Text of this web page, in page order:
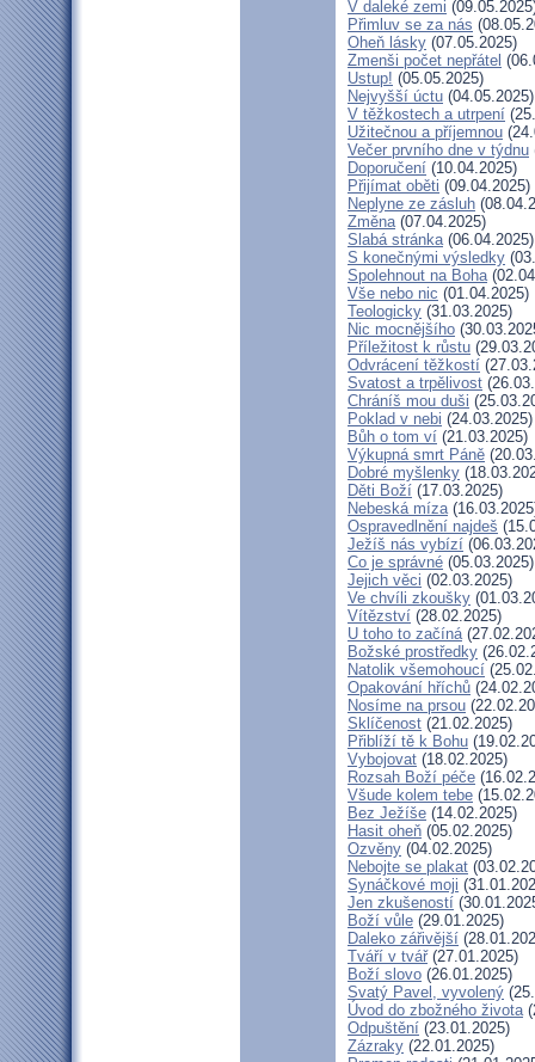
V daleké zemi
Přimluv se za nás
Oheň lásky (07.05.2025)
Zmenši počet nepřátel
Ustup! (05.05.2025)
Nejvyšší úctu (04.05.2025)
V těžkostech a utrpení
Užitečnou a příjemnou
Večer prvního dne v týdnu
Doporučení (10.04.2025)
Přijímat oběti (09.04.2025)
Neplyne ze zásluh
Změna(07.04.2025)
Slabá stránka(06.04.2025)
S konečnými výsledky
Spolehnout na Boha
Vše nebo nic (01.04.2025)
Teologicky (31.03.2025)
Nic mocnějšího
Příležitost k růstu
Odvrácení těžkostí
Svatost a trpělivost
Chráníš mou duši
Poklad v nebi (24.03.2025)
Bůh o tom ví (21.03.2025)
Výkupná smrt Páně
Dobré myšlenky
Děti Boží (17.03.2025)
Nebeská míza
Ospravedlnění najdeš
Ježíš nás vybízí
Co je správné (05.03.2025)
Jejich věci (02.03.2025)
Ve chvíli zkoušky
Vítězství (28.02.2025)
U toho to začíná
Božské prostředky
Natolik všemohoucí
Opakování hříchů
Nosíme na prsou
Sklíčenost (21.02.2025)
Přiblíží tě k Bohu
Vybojovat (18.02.2025)
Rozsah Boží péče
Všude kolem tebe
Bez Ježíše (14.02.2025)
Hasit oheň (05.02.2025)
Ozvěny (04.02.2025)
Nebojte se plakat
Synáčkové moji
Jen zkušeností
Boží vůle (29.01.2025)
Daleko zářivější
Tváří v tvář(27.01.2025)
Boží slovo (26.01.2025)
Svatý Pavel, vyvolený
Úvod do zbožného života
Odpuštění (23.01.2025)
Zázraky (22.01.2025)